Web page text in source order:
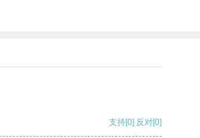
支持[0] 反对[0]